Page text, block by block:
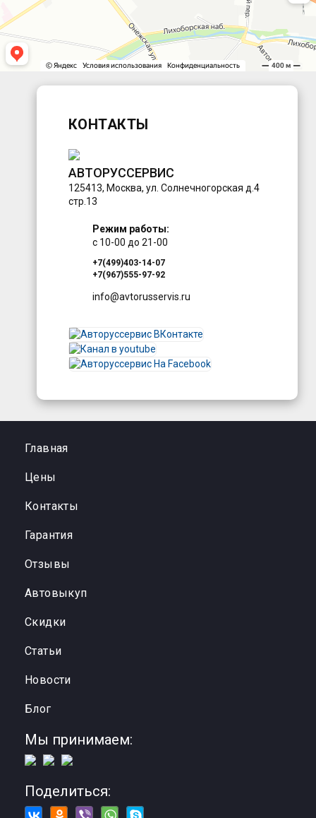
КОНТАКТЫ
АВТОРУССЕРВИС
125413, Москва, ул. Солнечногорская д.4
стр.13
Режим работы:
с 10-00 до 21-00
+7(499)403-14-07
+7(967)555-97-92
info@avtorusservis.ru
Главная
Цены
Контакты
Гарантия
Отзывы
Автовыкуп
Cкидки
Статьи
Новости
Блог
Мы принимаем:
Поделиться: